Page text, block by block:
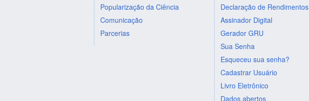
Popularização da Ciência
Comunicação
Parcerias
Declaração de Rendimentos
Assinador Digital
Gerador GRU
Sua Senha
Esqueceu sua senha?
Cadastrar Usuário
Livro Eletrônico
Dados abertos